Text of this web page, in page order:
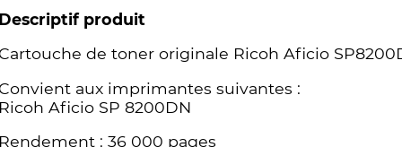
Descriptif produit
Cartouche de toner originale Ricoh Aficio
Convient aux imprimantes suivantes :
Ricoh Aficio SP 8200DN
Rendement : 36 000 pages